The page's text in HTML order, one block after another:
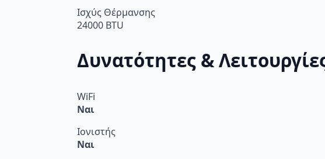
Ισχύς Θέρμανσης
24000 BTU
Δυνατότητες &
WiFi
Ναι
Ιονιστής
Ναι